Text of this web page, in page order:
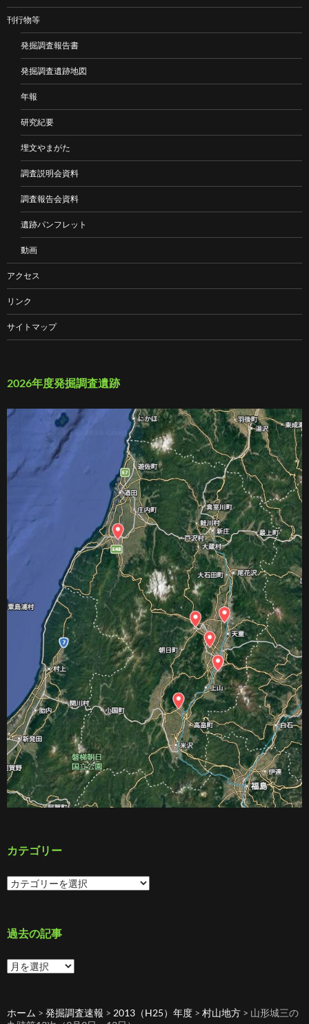
刊行物等
発掘調査報告書
発掘調査遺跡地図
年報
研究紀要
埋文やまがた
調査説明会資料
調査報告会資料
遺跡パンフレット
動画
アクセス
リンク
サイトマップ
2026年度発掘調査遺跡
カテゴリー
カ
テ
ー
過去の記事
過
去
事
ホーム > 発掘調査速報 > 2013（H25）年度 > 村山地方 > 山形城三の